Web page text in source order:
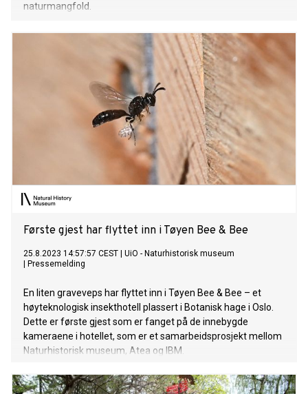
naturmangfold.
Første gjest har flyttet inn i Tøyen Bee & Bee
25.8.2023 14:57:57 CEST
UiO - Naturhistorisk museum
Pressemelding
En liten graveveps har flyttet inn i Tøyen Bee & Bee – et
høyteknologisk insekthotell plassert i Botanisk hage i Oslo.
Dette er første gjest som er fanget på de innebygde
kameraene i hotellet, som er et samarbeidsprosjekt mellom
Naturhistorisk museum, Atea og IBM.